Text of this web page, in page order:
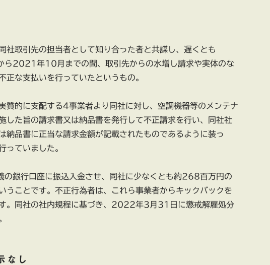
社取引先の担当者として知り合った者と共謀し、遅くとも
2021年10月までの間、取引先からの水増し請求や実体のな
正な支払いを行っていたというもの。
質的に支配する4事業者より同社に対し、空調機器等のメンテナ
した旨の請求書又は納品書を発行して不正請求を行い、同社社
納品書に正当な請求金額が記載されたものであるように装っ
っていました。
の銀行口座に振込入金させ、同社に少なくとも約268百万円の
うことです。不正行為者は、これら事業者からキックバックを
。同社の社内規程に基づき、2022年3月31日に懲戒解雇処分
なし